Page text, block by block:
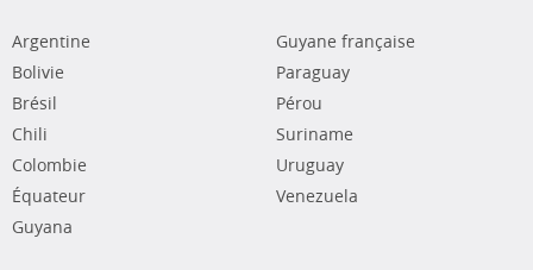
Argentine
Bolivie
Brésil
Chili
Colombie
Équateur
Guyana
Guyane française
Paraguay
Pérou
Suriname
Uruguay
Venezuela